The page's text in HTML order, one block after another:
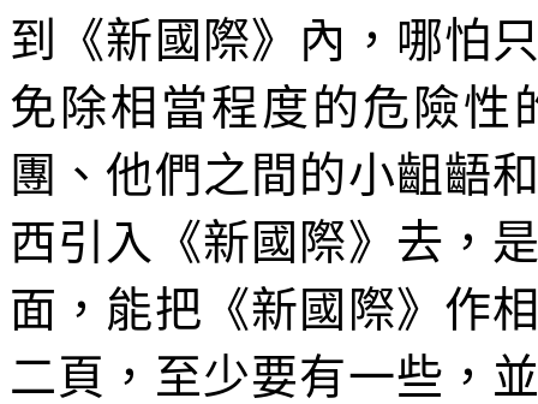
到《新國際》內，哪怕
免除相當程度的危險性
團、他們之間的小齟齬
西引入《新國際》去，
面，能把《新國際》作
二頁，至少要有一些，